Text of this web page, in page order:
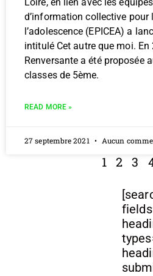
Loire, en lien avec les
d’information collective pour
l’adolescence (EPICEA) a
intitulé Cet autre que moi. En
Renversante a été proposée
classes de 5ème.
READ MORE »
27 septembre 2021 Aucun
1 2 3